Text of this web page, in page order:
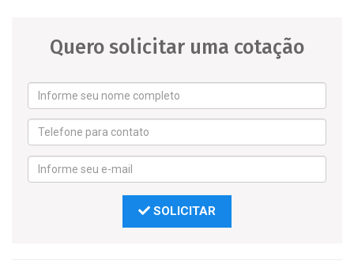
Quero solicitar uma cotação
SOLICITAR